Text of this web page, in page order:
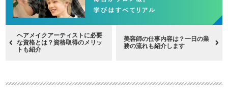
ヘアメイクアーティストに必要
な資格とは？資格取得のメリッ
トも紹介
美容師の仕事内容は？一日の業
務の流れも紹介します